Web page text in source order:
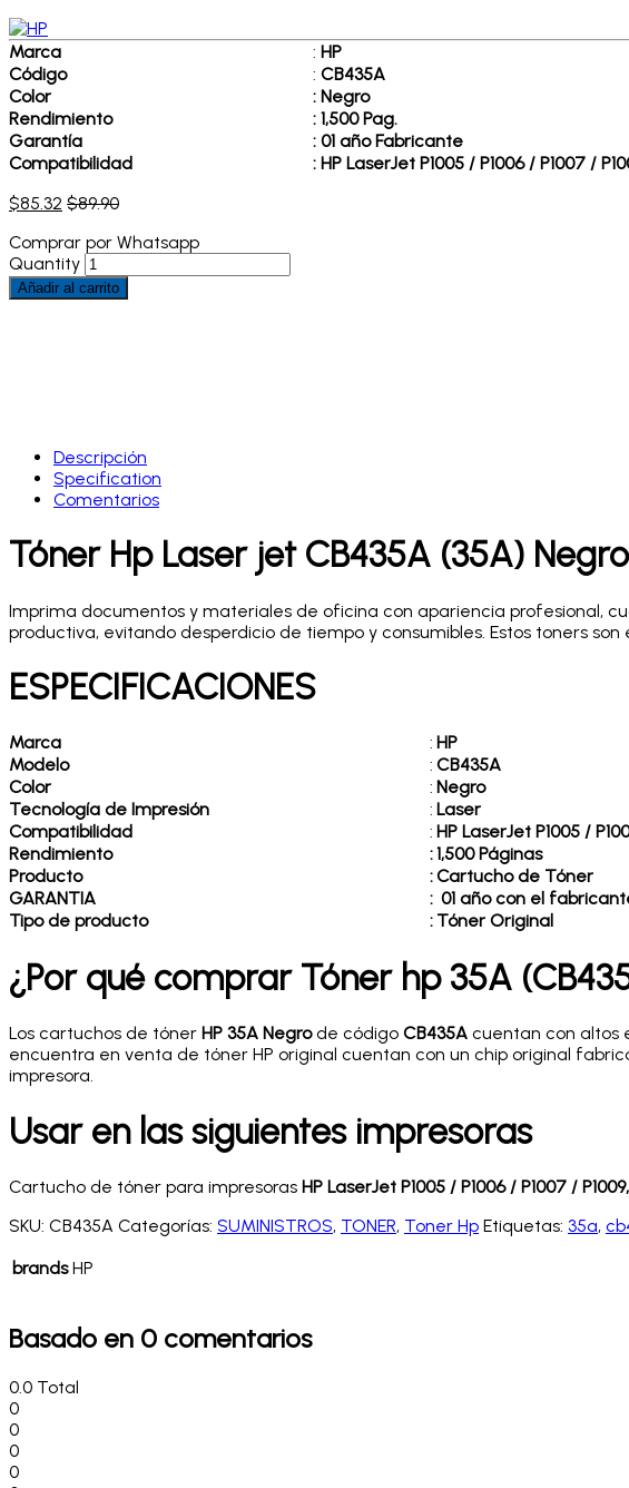
Marca : HP
Código
: CB435A
Color
: Negro
Rendimiento
: 1,500 Pag.
Garantía
: 01 año Fabricante
Compatibilidad
: HP LaserJet P1005 / P1006 / P1007 /
$85.32 $89.90
Comprar por Whatsapp
Quantity
Añadir al carrito
Descripción
Specification
Comentarios
Tóner Hp Laser jet CB435A (35A)
Imprima documentos y materiales de oficina con apariencia profesional,
productiva, evitando desperdicio de tiempo y consumibles. Estos toners
ESPECIFICACIONES
Marca : HP
Modelo
: CB435A
Color
: Negro
Tecnología de Impresión
: Laser
Compatibilidad
: HP LaserJet P1005 /
Rendimiento
:1,500 Páginas
Producto
:Cartucho de Tóner
GARANTIA
: 01 año con el
Tipo de producto
: Tóner Original
¿Por qué comprar Tóner hp 35A
Los cartuchos de tóner HP 35A Negrode código CB435A cuentan con altos
encuentra en venta de tóner HP original cuentan con un chip original
impresora.
Usar en las siguientes impresoras
Cartucho de tóner para impresoras HP LaserJet P1005 / P1006 / P1007 / P1009,
SKU: CB435A Categorías: SUMINISTROS, TONER, Toner Hp Etiquetas: 35a,
brands HP
Basado en 0 comentarios
0.0 Total
0
0
0
0